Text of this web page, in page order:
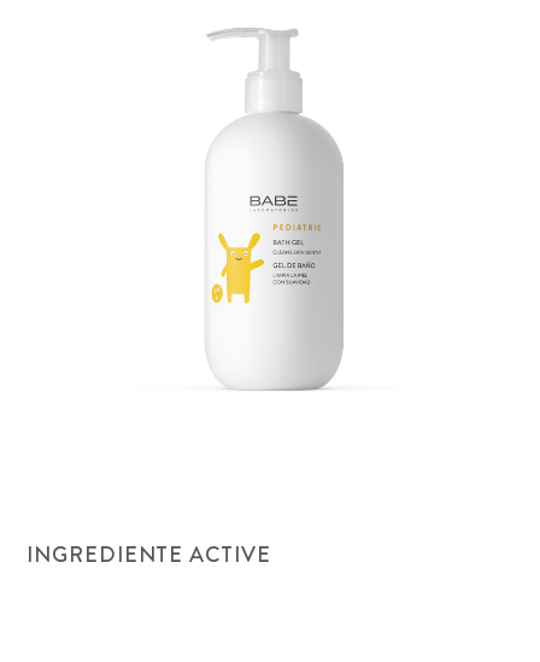
INGREDIENTE ACTIVE